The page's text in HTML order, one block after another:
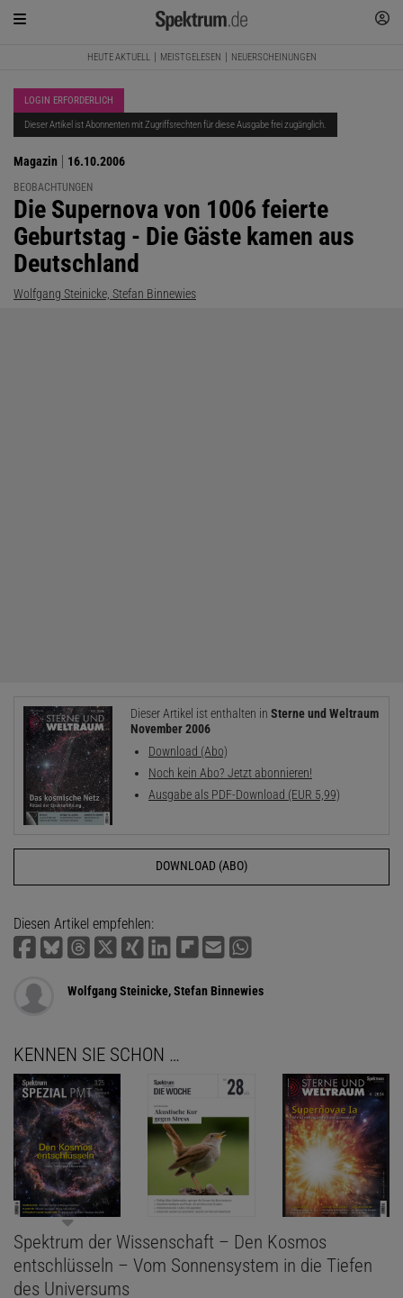
HEUTE AKTUELL MEISTGELESEN NEUERSCHEINUNGEN
LOGIN ERFORDERLICH
Dieser Artikel ist Abonnenten mit Zugriffsrechten für diese Ausgabe frei zugänglich.
Magazin 16.10.2006
BEOBACHTUNGEN
:
Die Supernova von 1006 feierte
Geburtstag - Die Gäste kamen aus
Deutschland
Wolfgang Steinicke, Stefan Binnewies
Dieser Artikel ist enthalten in Sterne und Weltraum
November 2006
Download (Abo)
Noch kein Abo? Jetzt abonnieren!
Ausgabe als PDF-Download (EUR 5,99)
DOWNLOAD (ABO)
Diesen Artikel empfehlen:
Wolfgang Steinicke, Stefan Binnewies
KENNEN SIE SCHON …
Spektrum der Wissenschaft – Den Kosmos
entschlüsseln – Vom Sonnensystem in die Tiefen
des Universums